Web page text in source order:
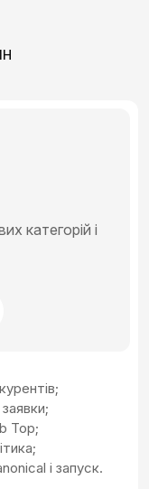
категорій і
Top;
і запуск.